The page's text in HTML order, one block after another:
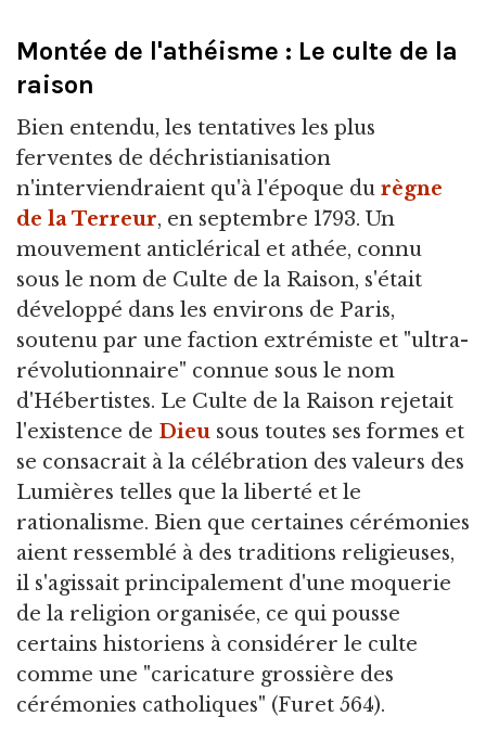
Montée de l'athéisme : Le culte de la
raison
Bien entendu, les tentatives les plus
ferventes de déchristianisation
n'interviendraient qu'à l'époque du règne
de la Terreur, en septembre 1793. Un
mouvement anticlérical et athée, connu
sous le nom de Culte de la Raison, s'était
développé dans les environs de Paris,
soutenu par une faction extrémiste et "ultra-
révolutionnaire" connue sous le nom
d'Hébertistes. Le Culte de la Raison rejetait
l'existence de Dieu sous toutes ses formes et
se consacrait à la célébration des valeurs des
Lumières telles que la liberté et le
rationalisme. Bien que certaines cérémonies
aient ressemblé à des traditions religieuses,
il s'agissait principalement d'une moquerie
de la religion organisée, ce qui pousse
certains historiens à considérer le culte
comme une "caricature grossière des
cérémonies catholiques" (Furet 564).